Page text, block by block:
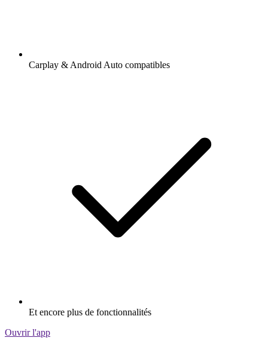
Carplay & Android Auto compatibles
Et encore plus de fonctionnalités
Ouvrir l'app